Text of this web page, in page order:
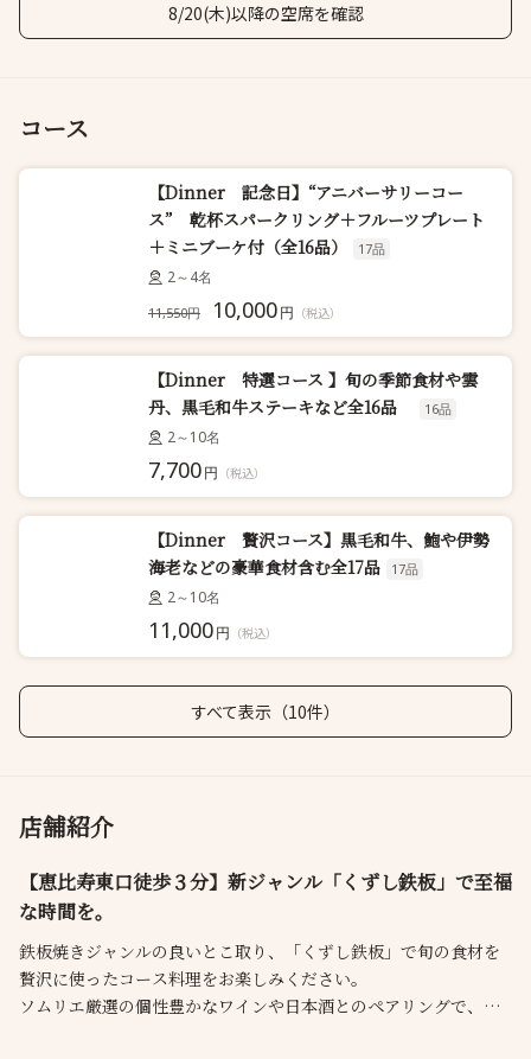
8/20(木)以降の空席を確認
コース
【Dinner 記念日】“アニバーサリーコー
ス” 乾杯スパークリング＋フルーツプレート
＋ミニブーケ付（全16品）
17品
2～4名
11,550円 10,000円 （税込）
【Dinner 特選コース 】旬の季節食材や雲
丹、黒毛和牛ステーキなど全16品
16品
2～10名
7,700円 （税込）
【Dinner 贅沢コース】黒毛和牛、鮑や伊勢
海老などの豪華食材含む全17品
17品
2～10名
11,000円 （税込）
すべて表示（10件）
店舗紹介
【恵比寿東口徒歩３分】新ジャンル「くずし鉄板」で至福
な時間を。
鉄板焼きジャンルの良いとこ取り、「くずし鉄板」で旬の食材を
贅沢に使ったコース料理をお楽しみください。
ソムリエ厳選の個性豊かなワインや日本酒とのペアリングで、鉄